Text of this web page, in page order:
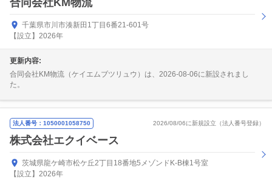
合同会社KM物流
千葉県市川市湊新田1丁目6番21-601号
【設立】2026年
更新内容:
合同会社KM物流（ケイエムブツリュウ）は、2026-08-06に新設されまし
た。
法人番号：1050001058750 2026/08/06に新規設立（法人番号登録）
株式会社エクイベース
茨城県龍ケ崎市松ケ丘2丁目18番地5メゾンドK-B棟1号室
【設立】2026年